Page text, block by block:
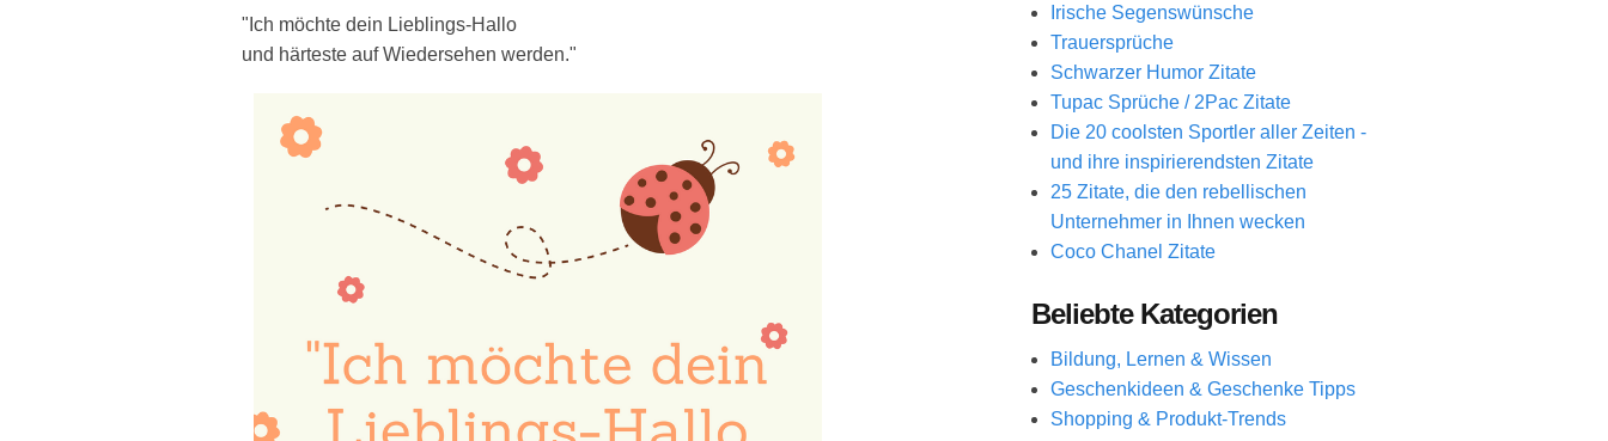
"Ich möchte dein Lieblings-Hallo
und härteste auf Wiedersehen werden."
Irische Segenswünsche
Trauersprüche
Schwarzer Humor Zitate
Tupac Sprüche / 2Pac Zitate
Die 20 coolsten Sportler aller Zeiten -
und ihre inspirierendsten Zitate
25 Zitate, die den rebellischen
Unternehmer in Ihnen wecken
Coco Chanel Zitate
Beliebte Kategorien
Bildung, Lernen & Wissen
Geschenkideen & Geschenke Tipps
Shopping & Produkt-Trends